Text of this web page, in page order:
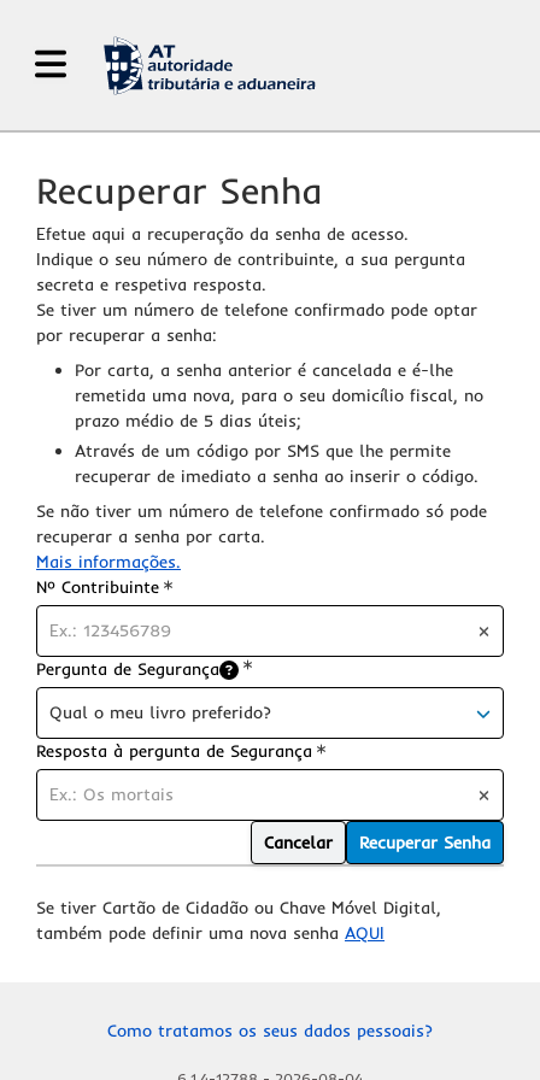
Abrir Menu de Navegação
Recuperar Senha
Efetue aqui a recuperação da senha de acesso.
Indique o seu número de contribuinte, a sua pergunta
secreta e respetiva resposta.
Se tiver um número de telefone confirmado pode optar
por recuperar a senha:
Por carta, a senha anterior é cancelada e é-lhe
remetida uma nova, para o seu domicílio fiscal, no
prazo médio de 5 dias úteis;
Através de um código por SMS que lhe permite
recuperar de imediato a senha ao inserir o código.
Se não tiver um número de telefone confirmado só pode
recuperar a senha por carta.
Mais informações.
Nº Contribuinte Requerido
Pergunta de Segurança
Requerido
Qual o meu livro preferido?
Resposta à pergunta de Segurança Requerido
Cancelar Recuperar Senha
Se tiver Cartão de Cidadão ou Chave Móvel Digital,
também pode definir uma nova senha AQUI
Como tratamos os seus dados pessoais?